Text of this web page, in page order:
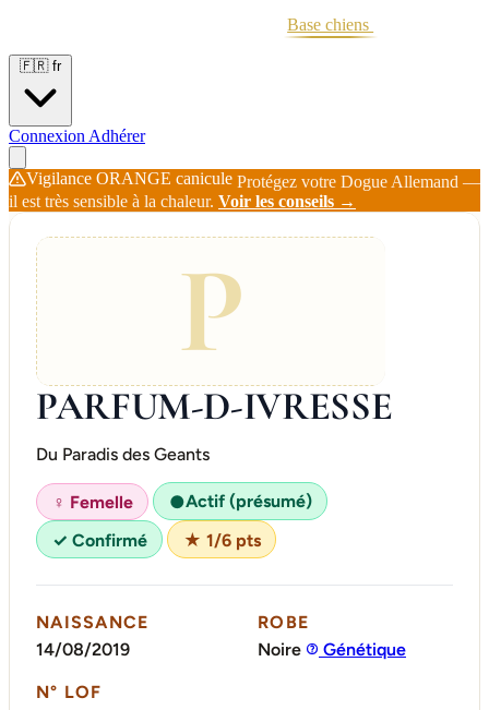
Base chiens
🇫🇷 fr
Connexion Adhérer
Vigilance ORANGE canicule Protégez votre Dogue Allemand —
il est très sensible à la chaleur. Voir les conseils →
P
PARFUM-D-IVRESSE
Du Paradis des Geants
♀ Femelle ●Actif (présumé)
✓ Confirmé
★ 1/6 pts
NAISSANCE
14/08/2019
ROBE
Noire
Génétique
N° LOF